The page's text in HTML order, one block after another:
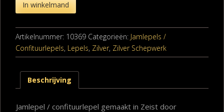
In winkelmand
Artikelnummer: 10369 Categorieën: Jamlepels /
Confituurlepels, Lepels, Zilver, Zilver Schepwerk
Beschrijving
Jamlepel / confituurlepel gemaakt in Zeist door